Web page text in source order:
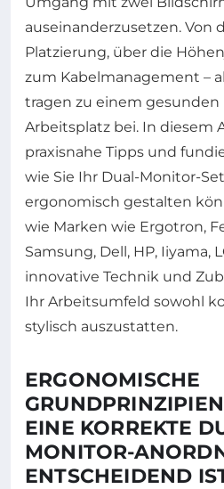
auseinanderzusetzen. Von
Platzierung, über die
zum Kabelmanagement –
tragen zu einem
Arbeitsplatz bei. In diesem
praxisnahe Tipps und
wie Sie Ihr Dual-Monitor-
ergonomisch gestalten
wie Marken wie Ergotron,
Samsung, Dell, HP, Iiyama,
innovative Technik und
Ihr Arbeitsumfeld sowohl
stylisch auszustatten.
ERGONOMISCHE
EINE KORREKTE
MONITOR-
ENTSCHEIDEND